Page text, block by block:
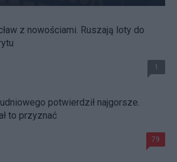
z nowościami. Ruszają loty do
1
potwierdził najgorsze.
to przyznać
79